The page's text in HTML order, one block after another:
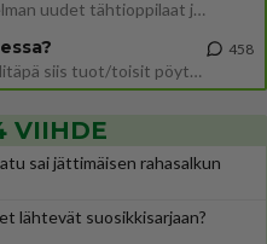
TTK tulee taas tänä syksynä. Ohjelman uudet tähtioppilaat julkistetaan torstaina 6. elokuuta klo 14 alkavassa lehdistö
Siinäpä se kysymys on otsikossa. Mitäpä siis tuot/toisit pöytään parisuhteessa? Oletko mies vai nainen? Koetko sen mitä
458
VIIHDE
sai jättimäisen rahasalkun
lähtevät suosikkisarjaan?